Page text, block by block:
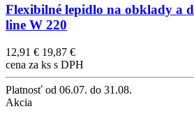
Flexibilné lepidlo na obklady a
line W 220
12,91 € 19,87 €
cena za ks s DPH
Platnosť od 06.07. do 31.08.
Akcia